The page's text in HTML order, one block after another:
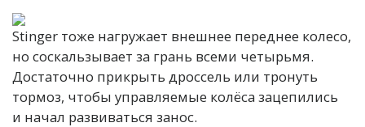
Stinger тоже нагружает внешнее переднее колесо,
но соскальзывает за грань всеми четырьмя.
Достаточно прикрыть дроссель или тронуть
тормоз, чтобы управляемые колёса зацепились
и начал развиваться занос.